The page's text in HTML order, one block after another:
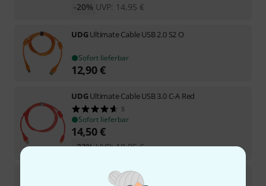
UVP: 14,95 €
-20%
UDGUltimate Cable USB 2.0 S2 O
Sofort lieferbar
12,90€
UDGUltimate Cable USB 3.0 C-A Red
5
Sofort lieferbar
14,50€
UVP:18,95 €
-23%
Ultimate USB 2.0 Cable A2BL